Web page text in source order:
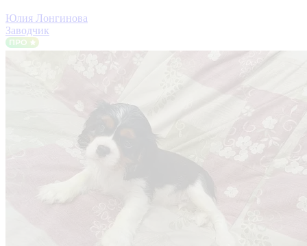
Юлия Лонгинова
Заводчик